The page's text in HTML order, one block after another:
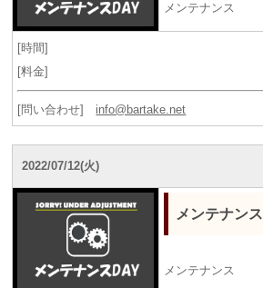
メンテナンス
[時間]
[料金]
[問い合わせ] info@bartake.net
2022/07/12(火)
メンテナンス
メンテナンス